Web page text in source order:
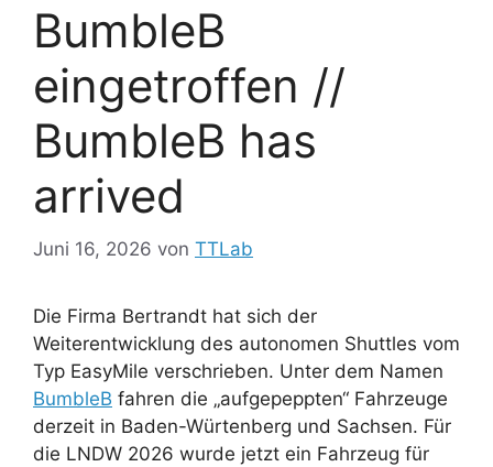
BumbleB
eingetroffen //
BumbleB has
arrived
Juni 16, 2026 von TTLab
Die Firma Bertrandt hat sich der
Weiterentwicklung des autonomen Shuttles vom
Typ EasyMile verschrieben. Unter dem Namen
BumbleB fahren die „aufgepeppten“ Fahrzeuge
derzeit in Baden-Würtenberg und Sachsen. Für
die LNDW 2026 wurde jetzt ein Fahrzeug für